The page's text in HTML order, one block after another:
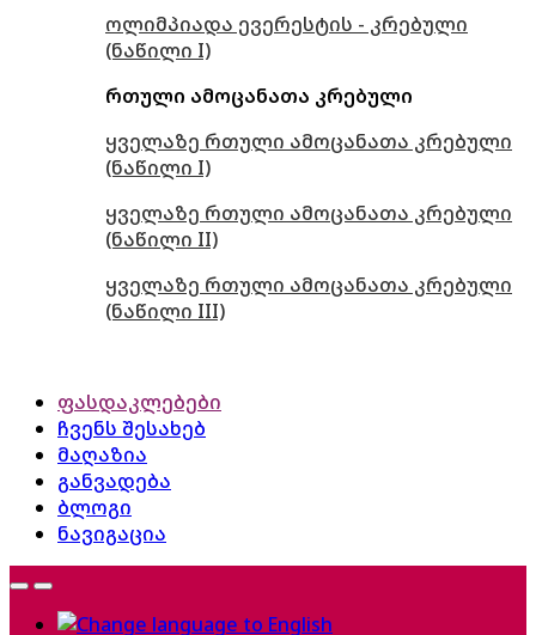
ოლიმპიადა ევერესტის - კრებული
(ნაწილი I)
რთული ამოცანათა კრებული
ყველაზე რთული ამოცანათა კრებული
(ნაწილი I)
ყველაზე რთული ამოცანათა კრებული
(ნაწილი II)
ყველაზე რთული ამოცანათა კრებული
(ნაწილი III)
ფასდაკლებები
ჩვენს შესახებ
მაღაზია
განვადება
ბლოგი
ნავიგაცია